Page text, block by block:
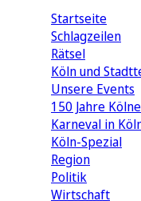
Startseite
Schlagzeilen
Rätsel
Köln und
Unsere Events
150 Jahre
Karneval in
Köln-Spezial
Region
Politik
Wirtschaft